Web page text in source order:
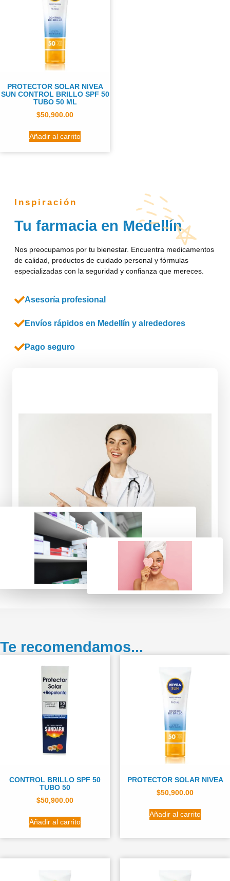
PROTECTOR SOLAR NIVEA
SUN CONTROL BRILLO SPF 50
TUBO 50 ML
$50,900.00
Añadir al carrito
Inspiración
Tu farmacia en Medellín
Nos preocupamos por tu bienestar. Encuentra medicamentos
de calidad, productos de cuidado personal y fórmulas
especializadas con la seguridad y confianza que mereces.
Asesoría profesional
Envíos rápidos en Medellín y alrededores
Pago seguro
Te recomendamos...
CONTROL BRILLO SPF 50
TUBO 50
$50,900.00
Añadir al carrito
PROTECTOR SOLAR NIVEA
$50,900.00
Añadir al carrito